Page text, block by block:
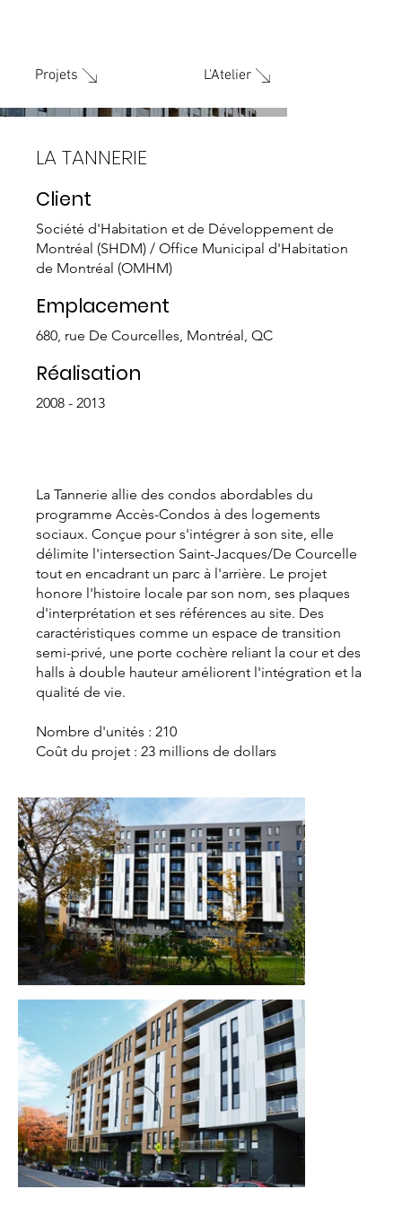
L'Atelier
Projets
LA TANNERIE
Client
Société d'Habitation et de Développement de
Montréal (SHDM) / Office Municipal d'Habitation
de Montréal (OMHM)
Emplacement
680, rue De Courcelles, Montréal, QC
Réalisation
2008 - 2013
La Tannerie allie des condos abordables du
programme Accès-Condos à des logements
sociaux. Conçue pour s'intégrer à son site, elle
délimite l'intersection Saint-Jacques/De Courcelle
tout en encadrant un parc à l'arrière. Le projet
honore l'histoire locale par son nom, ses plaques
d'interprétation et ses références au site. Des
caractéristiques comme un espace de transition
semi-privé, une porte cochère reliant la cour et des
halls à double hauteur améliorent l'intégration et la
qualité de vie.
Nombre d'unités : 210
Coût du projet : 23 millions de dollars